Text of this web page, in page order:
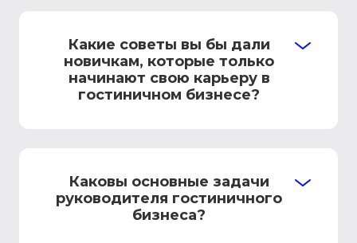
Какие советы вы бы дали
новичкам, которые только
начинают свою карьеру в
гостиничном бизнесе?
Каковы основные задачи
руководителя гостиничного
бизнеса?